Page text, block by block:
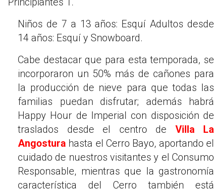
Niños de 7 a 13 años: Esquí Adultos desde
14 años: Esquí y Snowboard.
Cabe destacar que para esta temporada, se
incorporaron un 50% más de cañones para
la producción de nieve para que todas las
familias puedan disfrutar; además habrá
Happy Hour de Imperial con disposición de
traslados desde el centro de Villa La
Angostura hasta el Cerro Bayo, aportando el
cuidado de nuestros visitantes y el Consumo
Responsable, mientras que la gastronomía
característica del Cerro también está